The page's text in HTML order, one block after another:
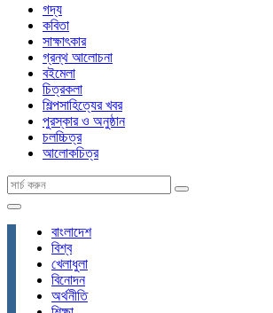
গদ্য
কবিতা
সাক্ষাৎকার
গ্রন্থ আলোচনা
বইমেলা
চিত্রকলা
শিল্পসাহিত্যের খবর
পুরস্কার ও অনুষ্ঠান
চলচ্চিত্র
আলোকচিত্র
বাংলাদেশ
বিশ্ব
খেলাধুলা
বিনোদন
অর্থনীতি